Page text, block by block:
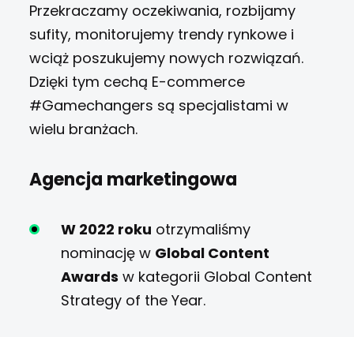
Przekraczamy oczekiwania, rozbijamy
sufity, monitorujemy trendy rynkowe i
wciąż poszukujemy nowych rozwiązań.
Dzięki tym cechą E-commerce
#Gamechangers są specjalistami w
wielu branżach.
Agencja marketingowa
W 2022 roku otrzymaliśmy
nominację w Global Content
Awards w kategorii Global Content
Strategy of the Year.